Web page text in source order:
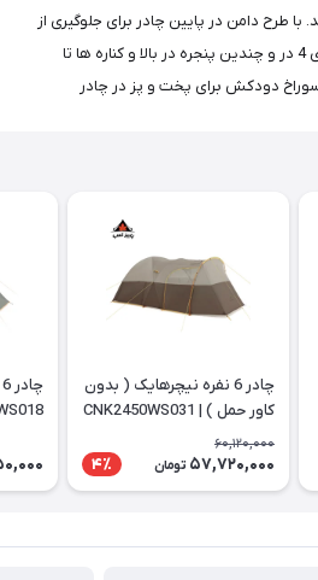
طرح دامن در پایین چادر برای جلوگیری از
ورود باد سرد به داخل چادر. دارای 4 در و چندین پنجره در بالا و کناره ها تا
دودکش برای پخت و پز در چادر
چادر 6 نفره نیچرهایک ( بدون
کاور حمل ) | CNK2450WS031
60,120,000
57,720,000 تومان 4٪